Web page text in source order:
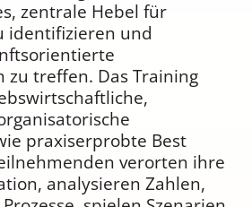
zentrale Hebel für
identifizieren und
zu treffen. Das Training
praxiserprobte Best
verorten ihre
analysieren Zahlen,